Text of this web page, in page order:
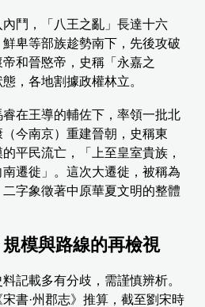
鬥，「八王之亂」長達十六
卑等部族趁勢南下，先後攻破
和晉愍帝，史稱「永嘉之
，各地割據政權林立。
在王導的輔佐下，率領一批北
今南京）重建晉朝，史稱東
平民流亡，「上至皇室貴族，
遷徙」。這次大遷徙，被稱為
二字象徵著中原華夏文明的整體
模與路線的再檢視
記載多有分歧，需謹慎辨析。
書·州郡志》推算，截至劉宋時